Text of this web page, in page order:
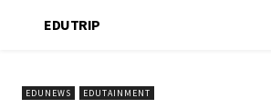
EDUTRIP
EDUNEWS EDUTAINMENT